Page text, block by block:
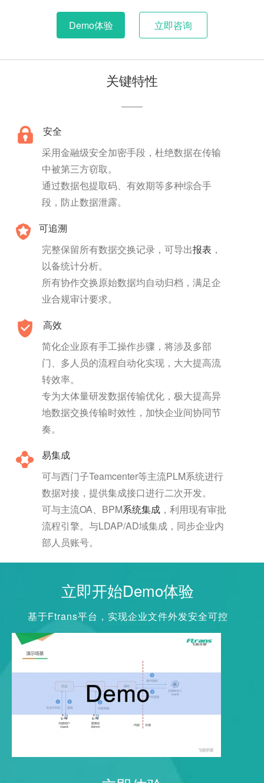
Demo体验 立即咨询
关键特性
安全
采用金融级安全加密手段，杜绝数据在传输
中被第三方窃取。
通过数据包提取码、有效期等多种综合手
段，防止数据泄露。
可追溯
完整保留所有数据交换记录，可导出报表 ，
以备统计分析。
所有协作交换原始数据均自动归档，满足企
业合规审计要求。
高效
简化企业原有手工操作步骤，将涉及多部
门、多人员的流程自动化实现，大大提高流
转效率。
专为大体量研发数据传输优化，极大提高异
地数据交换传输时效性，加快企业间协同节
奏。
易集成
可与西门子Teamcenter等主流PLM系统进行
数据对接，提供集成接口进行二次开发。
可与主流OA、BPM系统集成 ，利用现有审批
流程引擎。与LDAP/AD域集成，同步企业内
部人员账号。
立即开始Demo体验
基于Ftrans平台，实现企业文件外发安全可控